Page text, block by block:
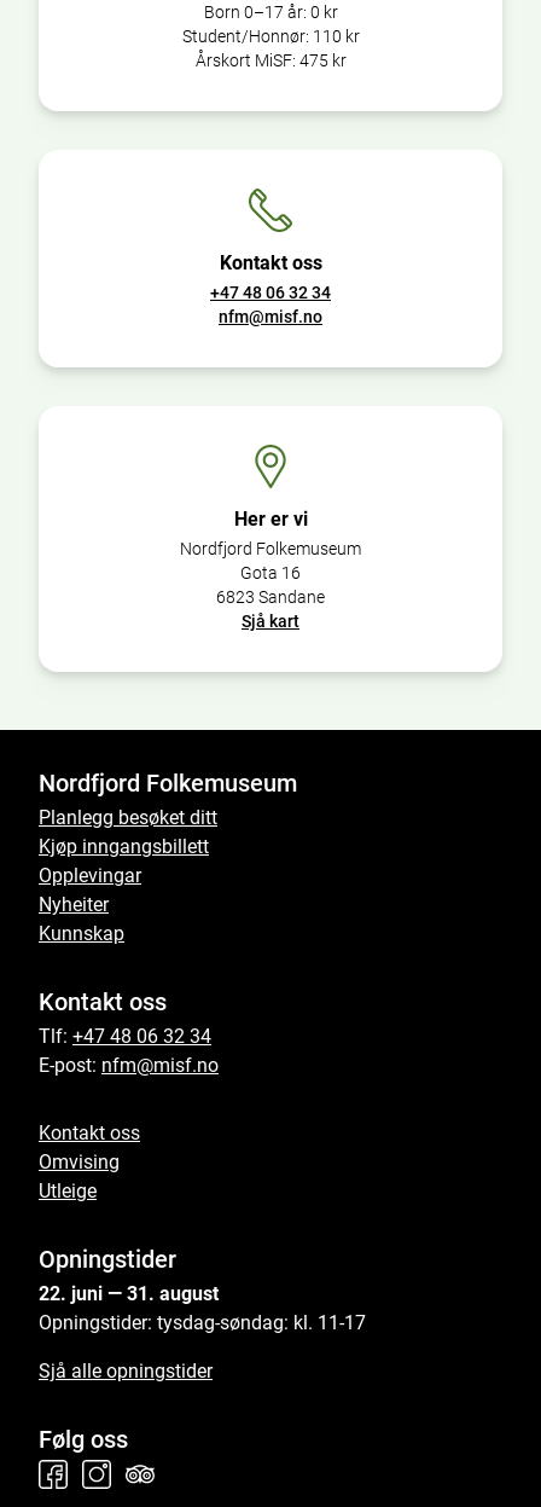
Born 0–17 år: 0 kr
Student/Honnør: 110 kr
Årskort MiSF: 475 kr
Kontakt oss
+47 48 06 32 34
nfm@misf.no
Her er vi
Nordfjord Folkemuseum
Gota 16
6823 Sandane
Sjå kart
Nordfjord Folkemuseum
Planlegg besøket ditt
Kjøp inngangsbillett
Opplevingar
Nyheiter
Kunnskap
Kontakt oss
Tlf: +47 48 06 32 34
E-post: nfm@misf.no
Kontakt oss
Omvising
Utleige
Opningstider
22. juni — 31. august
Opningstider: tysdag-søndag: kl. 11-17
Sjå alle opningstider
Følg oss